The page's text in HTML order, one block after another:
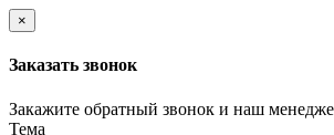
×
Заказать звонок
Закажите обратный звонок и наш
Тема